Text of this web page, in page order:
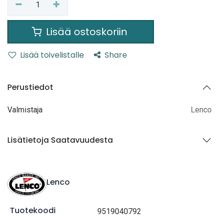
Lisää ostoskoriin
Lisää toivelistalle Share
Perustiedot
Valmistaja Lenco
Lisätietoja Saatavuudesta
Lenco
Tuotekoodi 9519040792